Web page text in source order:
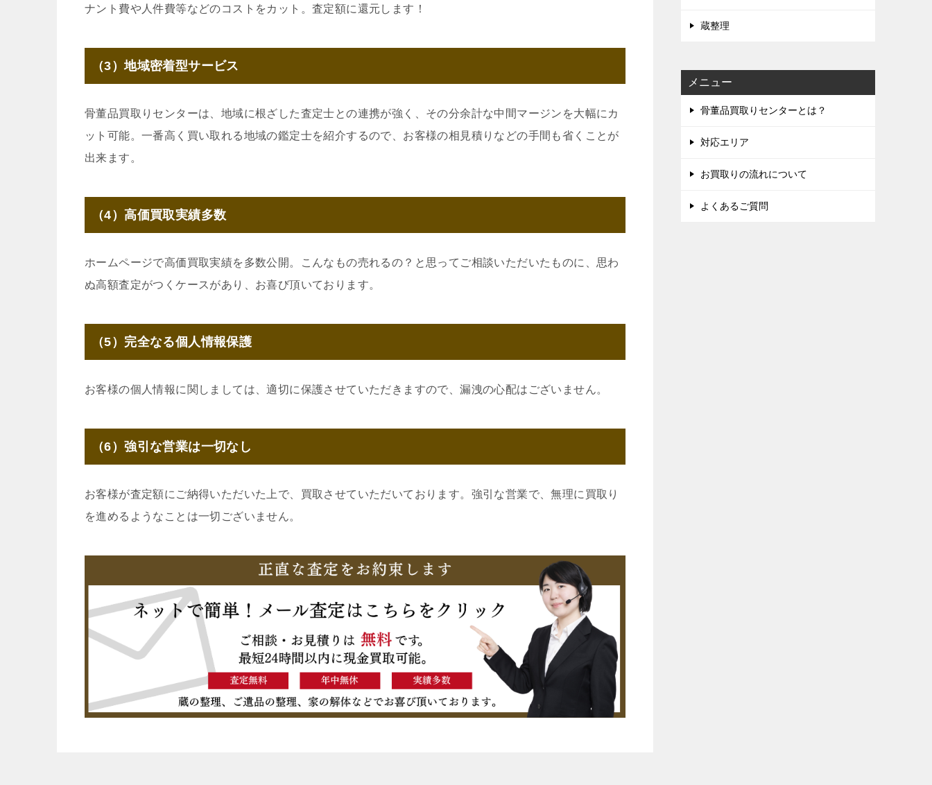
ナント費や人件費等などのコストをカット。査定額に還元します！
（3）地域密着型サービス
骨董品買取りセンターは、地域に根ざした査定士との連携が強く、その分余計な中間マージンを大幅にカ
ット可能。一番高く買い取れる地域の鑑定士を紹介するので、お客様の相見積りなどの手間も省くことが
出来ます。
（4）高価買取実績多数
ホームページで高価買取実績を多数公開。こんなもの売れるの？と思ってご相談いただいたものに、思わ
ぬ高額査定がつくケースがあり、お喜び頂いております。
（5）完全なる個人情報保護
お客様の個人情報に関しましては、適切に保護させていただきますので、漏洩の心配はございません。
（6）強引な営業は一切なし
お客様が査定額にご納得いただいた上で、買取させていただいております。強引な営業で、無理に買取り
を進めるようなことは一切ございません。
蔵整理
メニュー
骨董品買取りセンターとは？
対応エリア
お買取りの流れについて
よくあるご質問